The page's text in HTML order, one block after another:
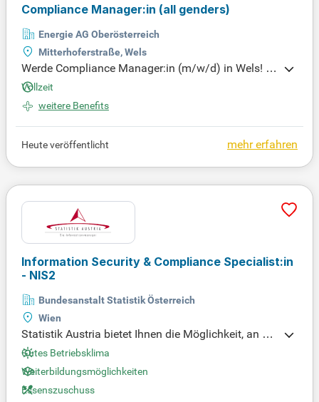
erer Governance-Strukturen.
Compliance Manager:in (all genders)
Energie AG Oberösterreich
Mitterhoferstraße, Wels
Werde Compliance Manager:in (m/w/d) in Wels! V
erantworte das Jahresprogramm, betreue spannen
de Compliance-Themen und berate unser Manage
ment sowie die Mitarbeiter:innen. Gestalte Complia
nce aktiv mit und werde Teil unseres engagierten T
eams!
Vollzeit
weitere Benefits
mehr erfahren
Heute veröffentlicht
Information Security & Compliance Specialist:in
- NIS2
Bundesanstalt Statistik Österreich
Wien
Statistik Austria bietet Ihnen die Möglichkeit, an de
r Erarbeitung hochqualitativer Statistiken und Anal
ysen mitzuwirken. Gestalten Sie mit uns ein präzis
es und objektives Bild der österreichischen Gesells
chaft und Wirtschaft für Bürger:innen, Politik und V
Gutes Betriebsklima
Weiterbildungsmöglichkeiten
Essenszuschuss